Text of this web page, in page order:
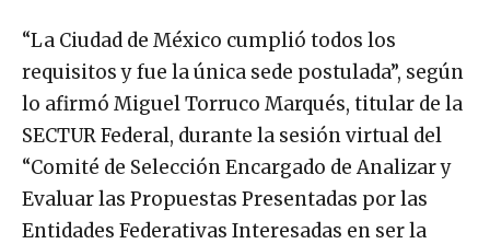
“La Ciudad de México cumplió todos los
requisitos y fue la única sede postulada”, según
lo afirmó Miguel Torruco Marqués, titular de la
SECTUR Federal, durante la sesión virtual del
“Comité de Selección Encargado de Analizar y
Evaluar las Propuestas Presentadas por las
Entidades Federativas Interesadas en ser la